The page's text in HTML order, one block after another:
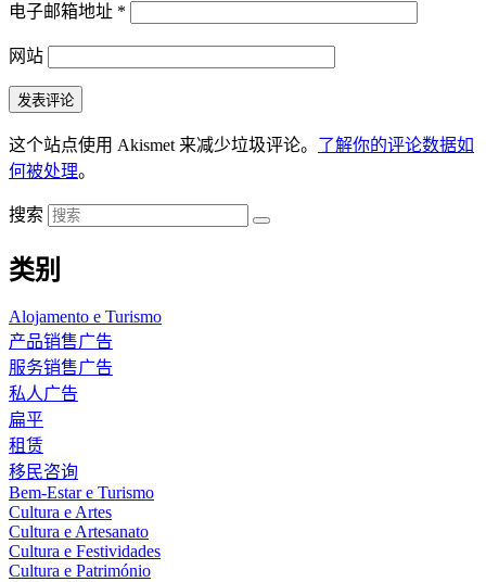
电子邮箱地址 *
网站
这个站点使用 Akismet 来减少垃圾评论。 了解你的评论数据如
何被处理。
搜索
类别
Alojamento e Turismo
产品销售广告
服务销售广告
私人广告
扁平
租赁
移民咨询
Bem-Estar e Turismo
Cultura e Artes
Cultura e Artesanato
Cultura e Festividades
Cultura e Património